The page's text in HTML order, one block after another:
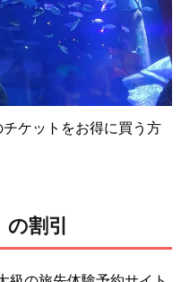
ケットをお得に買う方
割引